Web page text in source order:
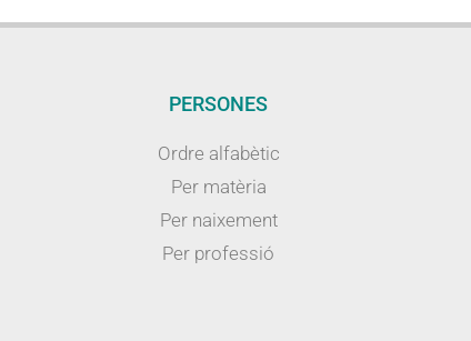
PERSONES
Ordre alfabètic
Per matèria
Per naixement
Per professió